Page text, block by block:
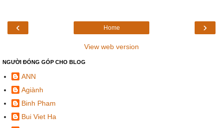
‹ ›
Home
View web version
NGƯỜI ĐÓNG GÓP CHO BLOG
ANN
Agiành
Binh Pham
Bui Viet Ha